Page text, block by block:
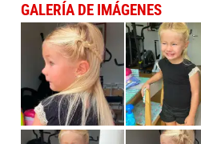
GALERÍA DE IMÁGENES